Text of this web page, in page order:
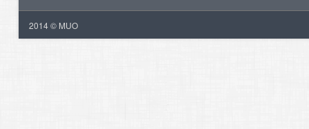
2014 © MUO